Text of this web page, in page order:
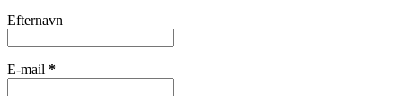
Efternavn
E-mail *